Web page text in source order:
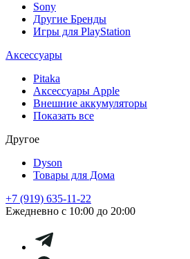
Sony
Другие Бренды
Игры для PlayStation
Аксессуары
Pitaka
Аксессуары Apple
Внешние аккумуляторы
Показать все
Другое
Dyson
Товары для Дома
+7 (919) 635-11-22
Ежедневно с 10:00 до 20:00